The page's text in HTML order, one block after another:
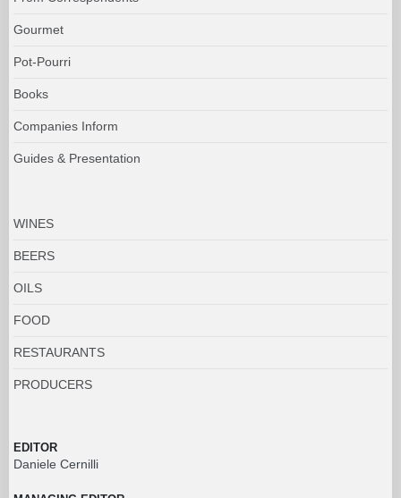
Gourmet
Pot-Pourri
Books
Companies Inform
Guides & Presentation
WINES
BEERS
OILS
FOOD
RESTAURANTS
PRODUCERS
EDITOR
Daniele Cernilli